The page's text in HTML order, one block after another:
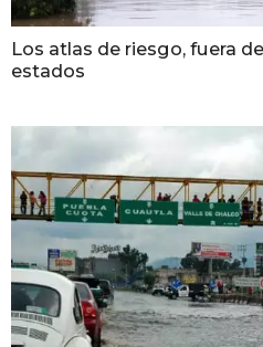
Los atlas de riesgo, fuera
estados